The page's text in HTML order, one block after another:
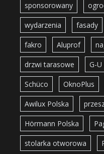
sponsorowany
wydarzenia fasady
fakro Aluprof
drzwi tarasowe G-U
Schüco OknoPlus
Awilux Polska
Hörmann Polska
stolarka otworowa